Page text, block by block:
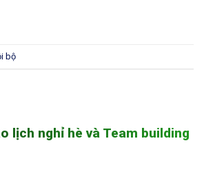
bộ
lịch nghỉ hè và Team building